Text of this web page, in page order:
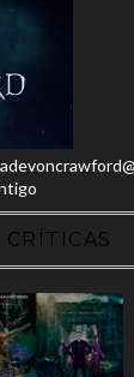
CRÍTICAS